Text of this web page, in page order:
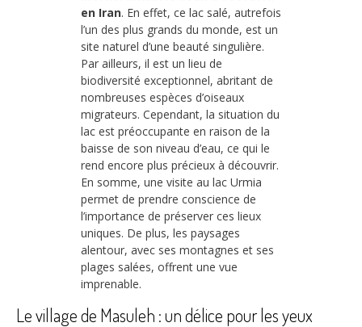
en Iran. En effet, ce lac salé, autrefois
l’un des plus grands du monde, est un
site naturel d’une beauté singulière.
Par ailleurs, il est un lieu de
biodiversité exceptionnel, abritant de
nombreuses espèces d’oiseaux
migrateurs. Cependant, la situation du
lac est préoccupante en raison de la
baisse de son niveau d’eau, ce qui le
rend encore plus précieux à découvrir.
En somme, une visite au lac Urmia
permet de prendre conscience de
l’importance de préserver ces lieux
uniques. De plus, les paysages
alentour, avec ses montagnes et ses
plages salées, offrent une vue
imprenable.
Le village de Masuleh : un délice pour les yeux